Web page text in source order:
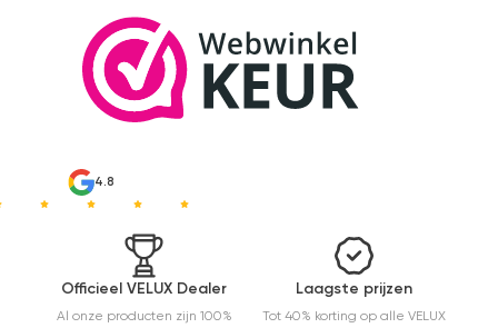
4.8
Officieel VELUX Dealer
Al onze producten zijn 100%
Laagste prijzen
Tot 40% korting op alle VELUX